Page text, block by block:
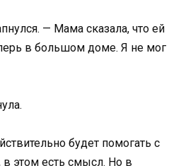
— Мама сказала, что ей
в большом доме. Я не мог
будет помогать с
этом есть смысл. Но в